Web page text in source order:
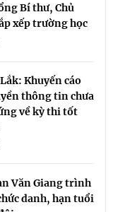
Bí thư, Chủ
xếp trường học
Khuyến cáo
thông tin chưa
về kỳ thi tốt
Văn Giang trình
danh, hạn tuổi